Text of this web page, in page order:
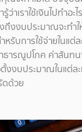
รู้ว่าเราใช้เงินไปทำอ
งถึงงบประมาณจะท
รับการใช้จ่ายในแต่
ารณูปโภค ค่าสันทน
งงบประมาณในแต่
ดด้วย